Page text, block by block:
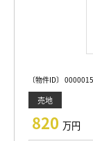
〔物件ID〕
売地
820 万円